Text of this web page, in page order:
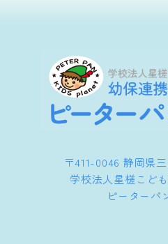
〒411-0046 静岡県
学校法人星槎こど
ピーターパ